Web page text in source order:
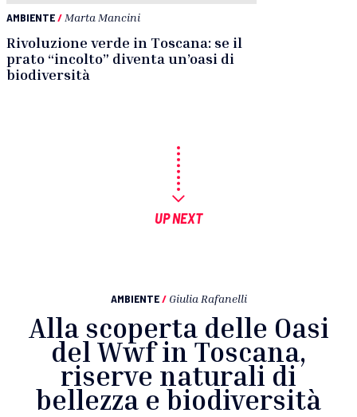
AMBIENTE/ Marta Mancini
Rivoluzione verde in Toscana: se il
prato “incolto” diventa un’oasi di
biodiversità
UP NEXT
AMBIENTE / Giulia Rafanelli
Alla scoperta delle Oasi
del Wwf in Toscana,
riserve naturali di
bellezza e biodiversità